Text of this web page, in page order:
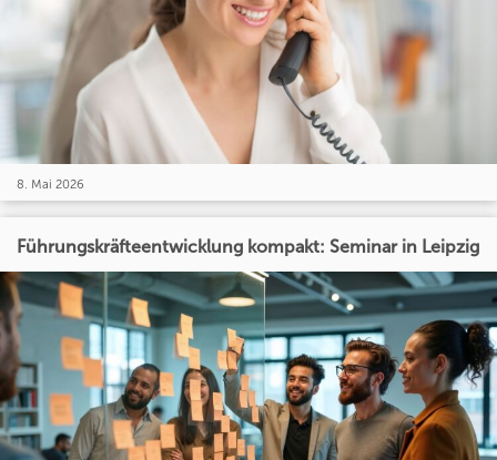
8. Mai 2026
Führungskräfteentwicklung kompakt: Seminar in Leipzig